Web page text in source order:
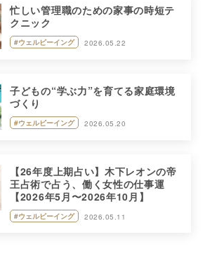
忙しい管理職のための家事の時短テ
クニック
#ウェルビーイング 2026.05.22
子どもの“学ぶ力”を育てる家庭環境
づくり
#ウェルビーイング 2026.05.20
【26年度上期占い】木下レオンの帝
王占術で占う、働く女性の仕事運
【2026年5月〜2026年10月】
#ウェルビーイング 2026.05.11